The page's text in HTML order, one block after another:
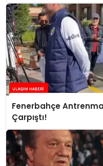
Fenerbahçe
Çarpıştı!